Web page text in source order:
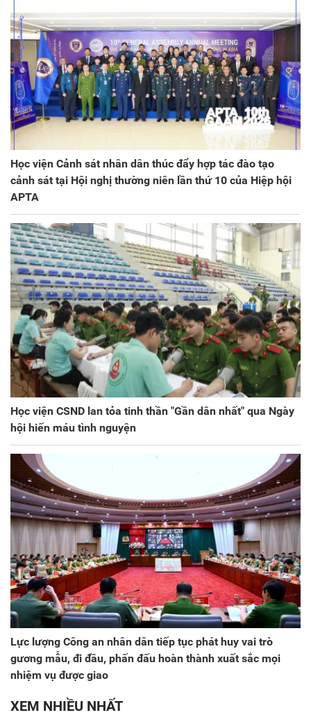
Học viện Cảnh sát nhân dân thúc đẩy hợp tác đào tạo
cảnh sát tại Hội nghị thường niên lần thứ 10 của Hiệp hội
APTA
Học viện CSND lan tỏa tinh thần "Gần dân nhất" qua Ngày
hội hiến máu tình nguyện
Lực lượng Công an nhân dân tiếp tục phát huy vai trò
gương mẫu, đi đầu, phấn đấu hoàn thành xuất sắc mọi
nhiệm vụ được giao
XEM NHIỀU NHẤT